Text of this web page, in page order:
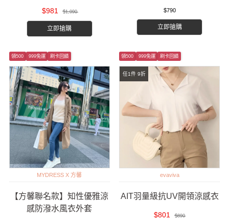
$981 $1,090
立即搶購
$790
立即搶購
領500 999免運 刷卡回饋
MYDRESS X 方馨
【方馨聯名款】知性優雅涼
感防潑水風衣外套
任1件 9折
領500 999免運 刷卡回饋
evaviva
AIT羽量級抗UV開領涼感衣
$801 $890